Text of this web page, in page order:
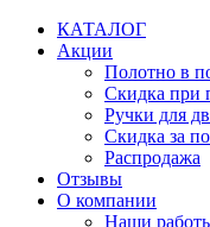
Перейти
содержимому
КАТАЛОГ
Акции
Полотно в
Скидка при
Ручки для
Скидка за
Распродажа
Отзывы
О компании
Наши